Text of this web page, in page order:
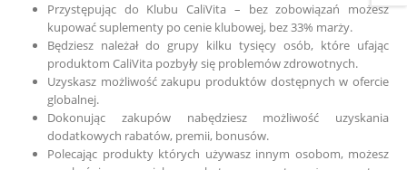
Przystępując do Klubu CaliVita – bez zobowiązań możesz
kupować suplementy po cenie klubowej, bez 33% marży.
Będziesz należał do grupy kilku tysięcy osób, które ufając
produktom CaliVita pozbyły się problemów zdrowotnych.
Uzyskasz możliwość zakupu produktów dostępnych w ofercie
globalnej.
Dokonując zakupów nabędziesz możliwość uzyskania
dodatkowych rabatów, premii, bonusów.
Polecając produkty których używasz innym osobom, możesz